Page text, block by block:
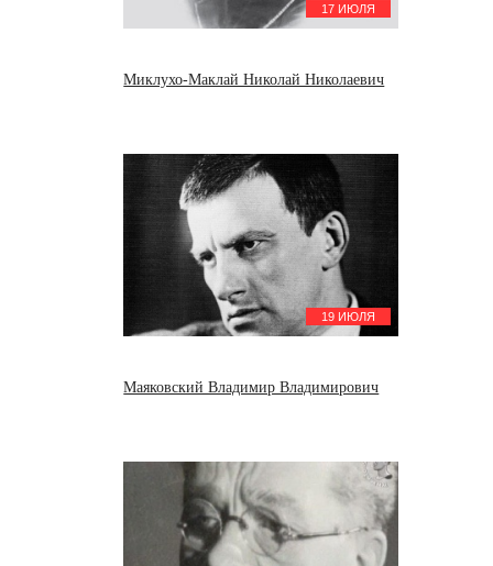
17 ИЮЛЯ
Миклухо-Маклай Николай Николаевич
19 ИЮЛЯ
Маяковский Владимир Владимирович